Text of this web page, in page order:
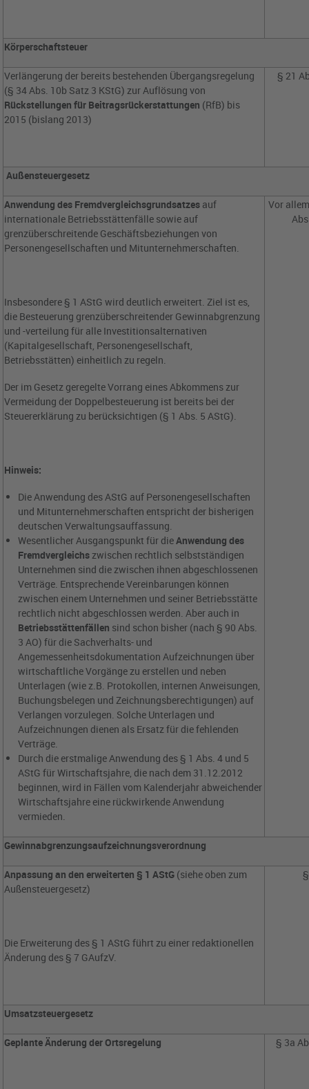
Körperschaftsteuer
Verlängerung der bereits bestehenden Übergangsregelung
(§ 34 Abs. 10b Satz 3 KStG) zur Auflösung von
Rückstellungen für Beitragsrückerstattungen (RfB) bis
2015 (bislang 2013)
§ 21
Außensteuergesetz
Anwendung des Fremdvergleichsgrundsatzes auf
internationale Betriebsstättenfälle sowie auf
grenzüberschreitende Geschäftsbeziehungen von
Personengesellschaften und Mitunternehmerschaften.
Insbesondere § 1 AStG wird deutlich erweitert. Ziel ist es,
die Besteuerung grenzüberschreitender Gewinnabgrenzung
und -verteilung für alle Investitionsalternativen
(Kapitalgesellschaft, Personengesellschaft,
Betriebsstätten) einheitlich zu regeln.
Der im Gesetz geregelte Vorrang eines Abkommens zur
Vermeidung der Doppelbesteuerung ist bereits bei der
Steuererklärung zu berücksichtigen (§ 1 Abs. 5 AStG).
Hinweis:
Die Anwendung des AStG auf Personengesellschaften
und Mitunternehmerschaften entspricht der bisherigen
deutschen Verwaltungsauffassung.
Wesentlicher Ausgangspunkt für dieAnwendung des
Fremdvergleichszwischen rechtlich selbstständigen
Unternehmen sind die zwischen ihnen abgeschlossenen
Verträge. Entsprechende Vereinbarungen können
zwischen einem Unternehmen und seiner Betriebsstätte
rechtlich nicht abgeschlossen werden. Aber auch in
Betriebsstättenfällen sind schon bisher (nach § 90 Abs.
3 AO) für die Sachverhalts- und
Angemessenheitsdokumentation Aufzeichnungen über
wirtschaftliche Vorgänge zu erstellen und neben
Unterlagen (wie z.B. Protokollen, internen Anweisungen,
Buchungsbelegen und Zeichnungsberechtigungen) auf
Verlangen vorzulegen. Solche Unterlagen und
Aufzeichnungen dienen als Ersatz für die fehlenden
Verträge.
Durch die erstmalige Anwendung des § 1 Abs. 4 und 5
AStG für Wirtschaftsjahre, die nach dem 31.12.2012
beginnen, wird in Fällen vom Kalenderjahr abweichender
Wirtschaftsjahre eine rückwirkende Anwendung
vermieden.
Vor
Gewinnabgrenzungsaufzeichnungsverordnung
Anpassung an den erweiterten § 1 AStG (siehe oben zum
Außensteuergesetz)
Die Erweiterung des § 1 AStG führt zu einer redaktionellen
Änderung des § 7 GAufzV.
Umsatzsteuergesetz
Geplante Änderung der Ortsregelung § 3a